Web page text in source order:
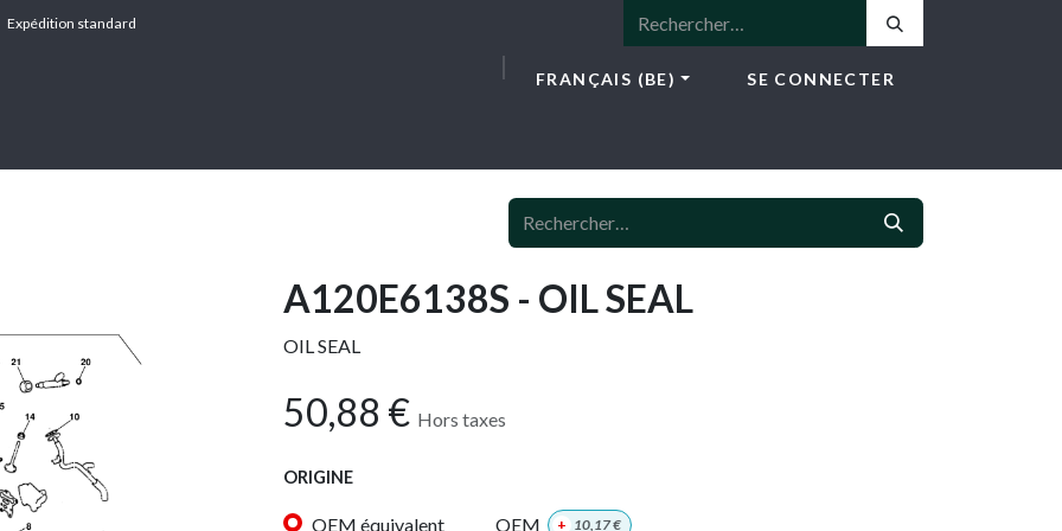
Expédition standard
FRANÇAIS (BE) SE CONNECTER
A120E6138S - OIL SEAL
OIL SEAL
50,88 € Hors taxes
ORIGINE
OEM équivalent OEM + 10,17€